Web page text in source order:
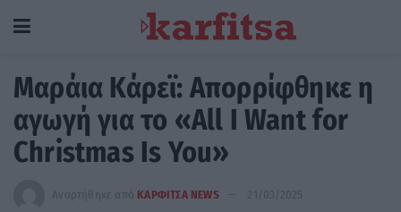
Μαράια Κάρεϊ: Απορρίφθηκε η
αγωγή για το «All I Want for
Christmas Is You»
Αναρτήθηκε από ΚΑΡΦΙΤΣΑ NEWS
21/03/2025